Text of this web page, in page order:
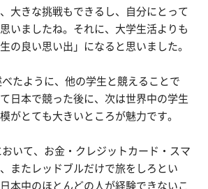
大きな挑戦もできるし、自分にとって
いましたね。それに、大学生活よりも
の良い思い出」になると思いました。
たように、他の学生と競えることで
日本で競った後に、次は世界中の学生
とても大きいところが魅力です。
いて、お金・クレジットカード・スマ
またレッドブルだけで旅をしろとい
本中のほとんどの人が経験できないこ